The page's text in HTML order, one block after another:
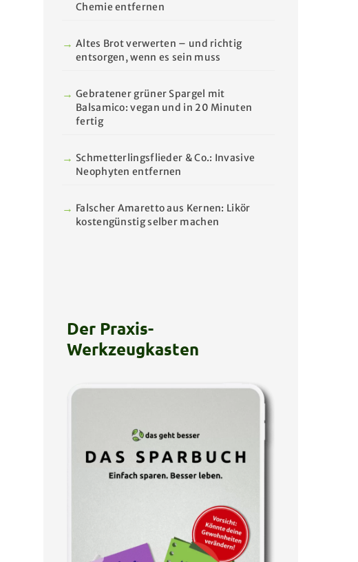
Chemie entfernen
Altes Brot verwerten – und richtig
entsorgen, wenn es sein muss
Gebratener grüner Spargel mit
Balsamico: vegan und in 20 Minuten
fertig
Schmetterlingsflieder & Co.: Invasive
Neophyten entfernen
Falscher Amaretto aus Kernen: Likör
kostengünstig selber machen
Der Praxis-
Werkzeugkasten